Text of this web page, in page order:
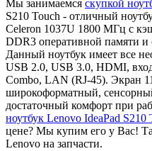
Мы занимаемся скупкой
S210 Touch - отличный
Celeron 1037U 1800 МГц с
DDR3 оперативной памяти
Данный ноутбук имеет все
USB 2.0, USB 3.0, HDMI,
Combo, LAN (RJ-45). Экран
широкоформатный,
достаточный комфорт при
ноутбук Lenovo IdeaPad S210
цене? Мы купим его у Вас!
Lenovo на запчасти.